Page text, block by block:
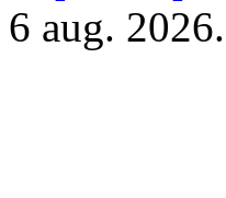
6 aug. 2026.